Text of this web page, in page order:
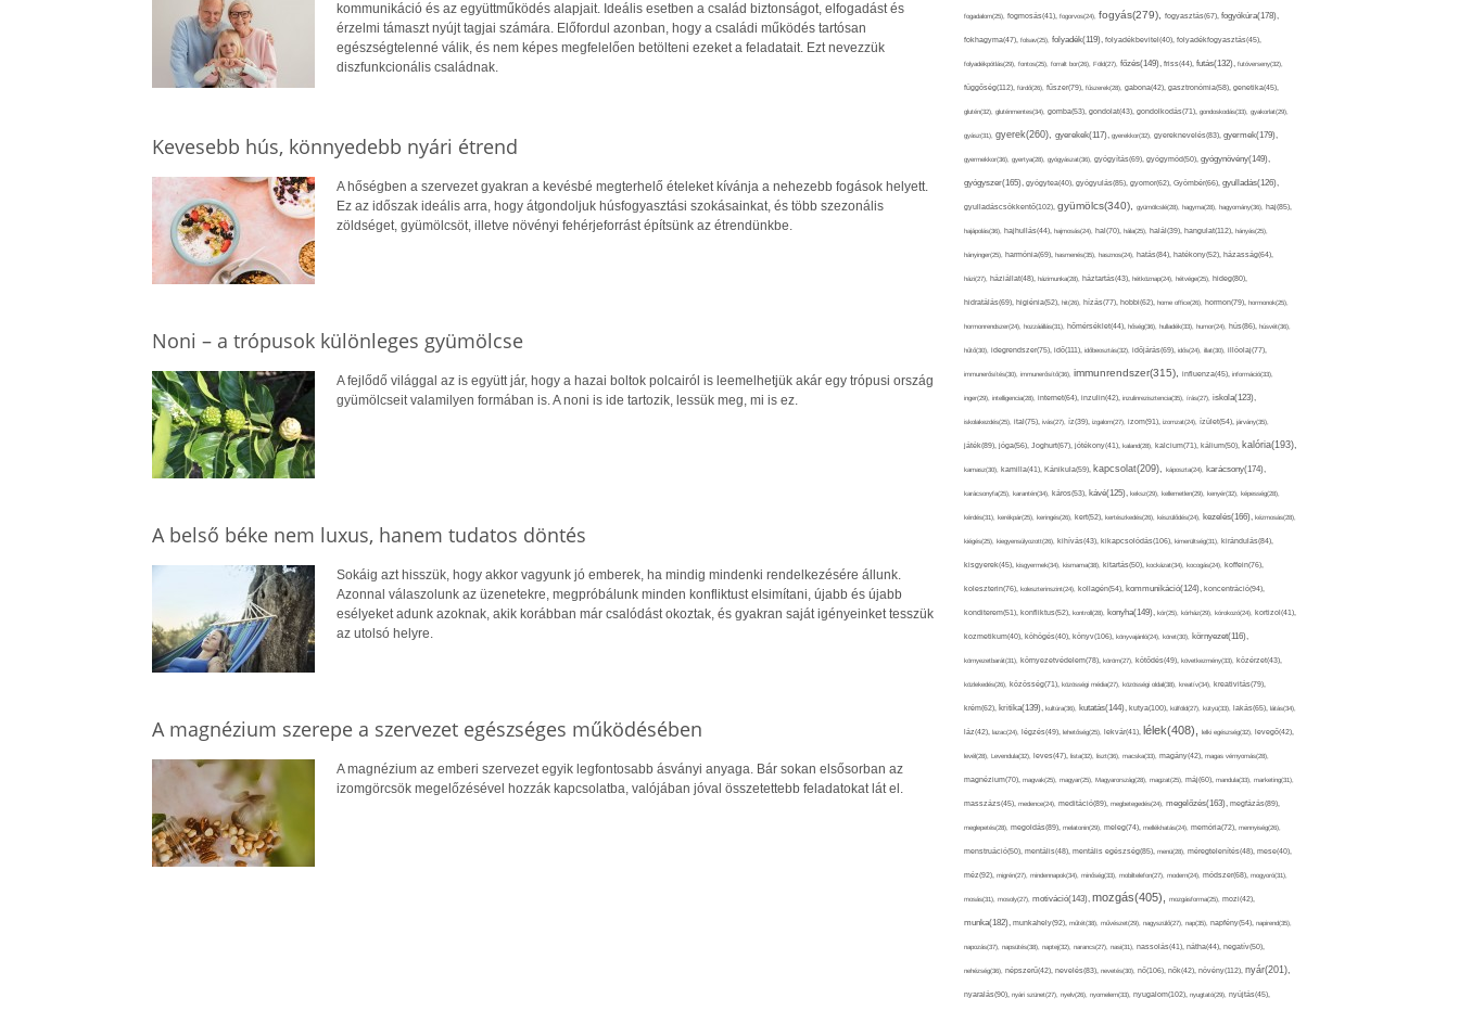
kommunikáció és az együttműködés alapjait. Ideális esetben a család biztonságot, elfogadást és
érzelmi támaszt nyújt tagjai számára. Előfordul azonban, hogy a családi működés tartósan
egészségtelenné válik, és nem képes megfelelően betölteni ezeket a feladatait. Ezt nevezzük
diszfunkcionális családnak.
Kevesebb hús, könnyedebb nyári étrend
A hőségben a szervezet gyakran a kevésbé megterhelő ételeket kívánja a nehezebb fogások helyett.
Ez az időszak ideális arra, hogy átgondoljuk húsfogyasztási szokásainkat, és több szezonális
zöldséget, gyümölcsöt, illetve növényi fehérjeforrást építsünk az étrendünkbe.
Noni – a trópusok különleges gyümölcse
A fejlődő világgal az is együtt jár, hogy a hazai boltok polcairól is leemelhetjük akár egy trópusi ország
gyümölcseit valamilyen formában is. A noni is ide tartozik, lessük meg, mi is ez.
A belső béke nem luxus, hanem tudatos döntés
Sokáig azt hisszük, hogy akkor vagyunk jó emberek, ha mindig mindenki rendelkezésére állunk.
Azonnal válaszolunk az üzenetekre, megpróbálunk minden konfliktust elsimítani, újabb és újabb
esélyeket adunk azoknak, akik korábban már csalódást okoztak, és gyakran saját igényeinket tesszük
az utolsó helyre.
A magnézium szerepe a szervezet egészséges működésében
A magnézium az emberi szervezet egyik legfontosabb ásványi anyaga. Bár sokan elsősorban az
izomgörcsök megelőzésével hozzák kapcsolatba, valójában jóval összetettebb feladatokat lát el.
fogadalom(25), fogmosás(41), fogorvos(24), fogyás(279), fogyasztás(67), fogyókúra(178),
fokhagyma(47), folsav(25), folyadék(119), folyadékbevitel(40), folyadékfogyasztás(45),
folyadékpótlás(29), fontos(25), forralt bor(26), Föld(27), főzés(149), friss(44), futás(132), futóverseny(32),
függőség(112), fürdő(26), fűszer(79), fűszerek(28), gabona(42), gasztronómia(58), genetika(45),
glutén(32), gluténmentes(34), gomba(53), gondolat(43), gondolkodás(71), gondoskodás(33), gyakorlat(29),
gyász(31), gyerek(260), gyerekek(117), gyerekkor(32), gyereknevelés(83), gyermek(179),
gyermekkor(36), gyertya(28), gyógyászat(36), gyógyítás(69), gyógymód(50), gyógynövény(149),
gyógyszer(165), gyógytea(40), gyógyulás(85), gyomor(62), Gyömbér(66), gyulladás(126),
gyulladáscsökkentő(102), gyümölcs(340), gyümölcslé(28), hagyma(28), hagyomány(36), haj(85),
hajápolás(36), hajhullás(44), hajmosás(24), hal(70), hála(25), halál(39), hangulat(112), hányás(25),
hányinger(25), harmónia(69), hasmenés(35), hasznos(24), hatás(84), hatékony(52), házasság(64),
házi(27), háziállat(48), házimunka(28), háztartás(43), hétköznap(24), hétvége(25), hideg(80),
hidratálás(69), higiénia(52), hit(26), hízás(77), hobbi(62), home office(26), hormon(79), hormonok(25),
hormonrendszer(24), hozzáállás(31), hőmérséklet(44), hőség(36), hulladék(33), humor(24), hús(86), húsvét(36),
hűtő(30), idegrendszer(75), idő(111), időbeosztás(32), időjárás(69), idős(24), illat(30), illóolaj(77),
immunerősítés(30), immunerősítő(36), immunrendszer(315), influenza(45), információ(33),
inger(29), intelligencia(28), internet(64), inzulin(42), inzulinrezisztencia(35), írás(27), iskola(123),
iskolakezdés(25), ital(75), ivás(27), íz(39), izgalom(27), izom(91), izomzat(24), ízület(54), járvány(35),
játék(89), jóga(56), Joghurt(67), jótékony(41), kaland(28), kalcium(71), kálium(50), kalória(193),
kamasz(30), kamilla(41), Kánikula(59), kapcsolat(209), káposzta(24), karácsony(174),
karácsonyfa(25), karantén(34), káros(53), kávé(125), keksz(29), kellemetlen(29), kenyér(32), képesség(28),
kérdés(31), kerékpár(25), keringés(26), kert(52), kertészkedés(26), készülődés(24), kezelés(166), kézmosás(28),
kiégés(25), kiegyensúlyozott(26), kihívás(43), kikapcsolódás(106), kimerültség(31), kirándulás(84),
kisgyerek(45), kisgyermek(34), kismama(38), kitartás(50), kockázat(34), kocogás(24), koffein(76),
koleszterin(76), koleszterinszint(24), kollagén(54), kommunikáció(124), koncentráció(94),
konditerem(51), konfliktus(52), kontroll(28), konyha(149), kór(25), kórház(29), kórokozó(24), kortizol(41),
kozmetikum(40), köhögés(40), könyv(106), könyvajánló(24), köret(30), környezet(116),
környezetbarát(31), környezetvédelem(78), köröm(27), kötődés(49), következmény(33), közérzet(43),
közlekedés(26), közösség(71), közösségi média(27), közösségi oldal(38), kreatív(34), kreativitás(79),
krém(62), kritika(139), kultúra(36), kutatás(144), kutya(100), külföld(27), kütyü(33), lakás(65), látás(34),
láz(42), lazac(24), légzés(49), lehetőség(25), lekvár(41), lélek(408), lelki egészség(32), levegő(42),
levél(28), Levendula(32), leves(47), lista(32), liszt(36), macska(33), magány(42), magas vérnyomás(28),
magnézium(70), magvak(25), magyar(25), Magyarország(28), magzat(25), máj(60), mandula(33), marketing(31),
masszázs(45), medence(24), meditáció(89), megbetegedés(24), megelőzés(163), megfázás(89),
meglepetés(28), megoldás(89), melatonin(29), meleg(74), mellékhatás(24), memória(72), mennyiség(26),
menstruáció(50), mentális(48), mentális egészség(85), menü(28), méregtelenítés(48), mese(40),
méz(92), migrén(27), mindennapok(34), minőség(33), mobiltelefon(27), modern(24), módszer(68), mogyoró(31),
mosás(31), mosoly(27), motiváció(143), mozgás(405), mozgásforma(25), mozi(42),
munka(182), munkahely(92), műtét(38), művészet(29), nagyszülő(27), nap(35), napfény(54), napirend(35),
napozás(37), napsütés(38), naptej(32), narancs(27), nasi(31), nassolás(41), nátha(44), negatív(50),
nehézség(36), népszerű(42), nevelés(83), nevetés(30), nő(106), nők(42), növény(112), nyár(201),
nyaralás(90), nyári szünet(27), nyelv(26), nyomelem(33), nyugalom(102), nyugtató(29), nyújtás(45),